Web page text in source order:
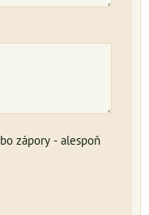
zápory - alespoň